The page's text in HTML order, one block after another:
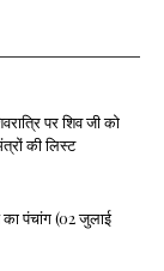
पर शिव जी को
की लिस्ट
पंचांग (02 जुलाई